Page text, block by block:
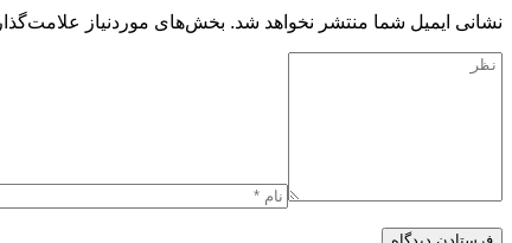
نشانی ایمیل شما منتشر نخواهد شد. بخش‌های موردنیاز